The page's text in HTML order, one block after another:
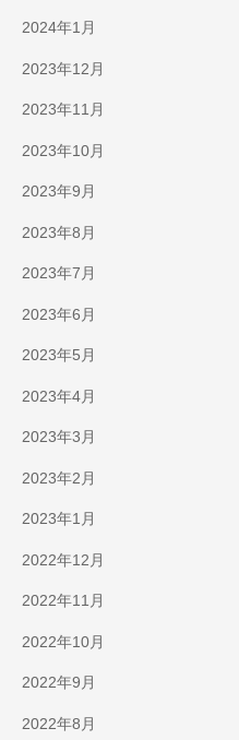
2024年1月
2023年12月
2023年11月
2023年10月
2023年9月
2023年8月
2023年7月
2023年6月
2023年5月
2023年4月
2023年3月
2023年2月
2023年1月
2022年12月
2022年11月
2022年10月
2022年9月
2022年8月